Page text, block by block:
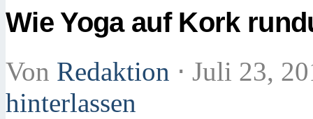
Wie Yoga auf Kork
Von Redaktion ⋅ Juli 23,
hinterlassen